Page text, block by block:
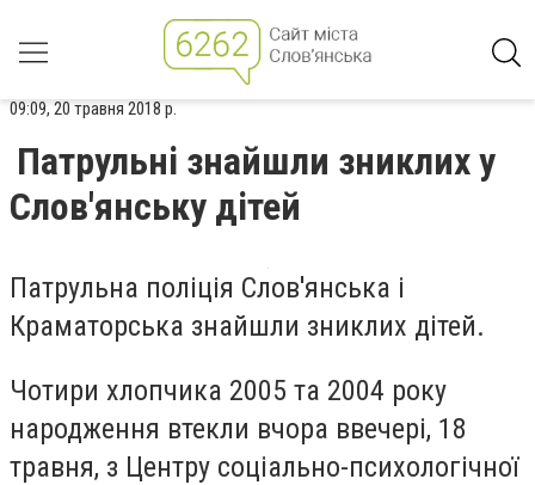
09:09, 20 травня 2018 р.
Патрульні знайшли зниклих у
Слов'янську дітей
Патрульна поліція Слов'янська і
Краматорська знайшли зниклих дітей.
Чотири хлопчика 2005 та 2004 року
народження втекли вчора ввечері, 18
травня, з Центру соціально-психологічної